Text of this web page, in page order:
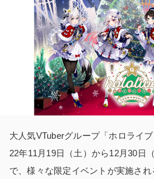
大人気VTuberグループ「ホロライ
22年11月19日（土）から12月30日
で、様々な限定イベントが実施され